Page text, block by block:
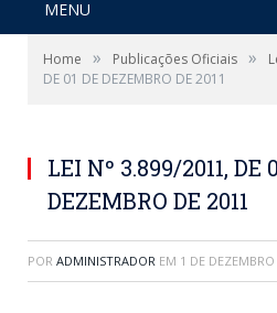
MENU
Home » Publicações Oficiais »
DE 01 DE DEZEMBRO DE 2011
LEI Nº 3.899/2011, DE
DEZEMBRO DE 2011
POR ADMINISTRADOR EM 1 DE